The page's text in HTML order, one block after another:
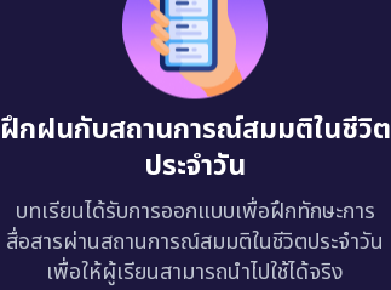
ฝึกฝนกับสถานการณ์สมมติในชีวิต
ประจำวัน
บทเรียนได้รับการออกแบบเพื่อฝึกทักษะการ
สื่อสารผ่านสถานการณ์สมมติในชีวิตประจำวัน
เพื่อให้ผู้เรียนสามารถนำไปใช้ได้จริง